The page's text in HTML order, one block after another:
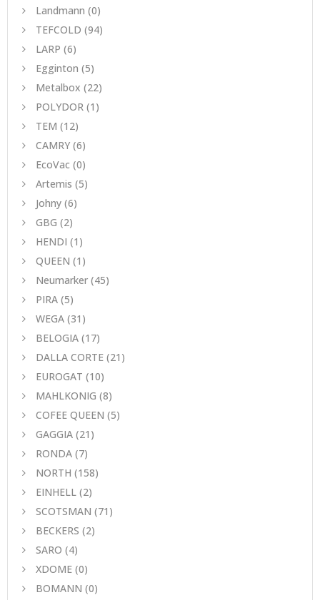
Landmann (0)
TEFCOLD (94)
LARP (6)
Egginton (5)
Metalbox (22)
POLYDOR (1)
TEM (12)
CAMRY (6)
EcoVac (0)
Artemis (5)
Johny (6)
GBG (2)
HENDI (1)
QUEEN (1)
Neumarker (45)
PIRA (5)
WEGA (31)
BELOGIA (17)
DALLA CORTE (21)
EUROGAT (10)
MAHLKONIG (8)
COFEE QUEEN (5)
GAGGIA (21)
RONDA (7)
NORTH (158)
EINHELL (2)
SCOTSMAN (71)
BECKERS (2)
SARO (4)
XDOME (0)
BOMANN (0)